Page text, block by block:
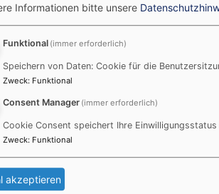
Pfarramt
Informationen bitte unsere
Funktional (immer erforderlich)
Speichern von Daten: Cookie für die
Zweck: Funktional
Consent Manager (immer erforderlich)
Cookie Consent speichert Ihre
Zweck: Funktional
akzeptieren